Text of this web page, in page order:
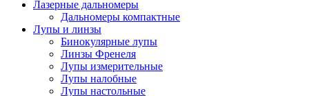
Лазерные дальномеры
Дальномеры компактные
Лупы и линзы
Бинокулярные лупы
Линзы Френеля
Лупы измерительные
Лупы налобные
Лупы настольные